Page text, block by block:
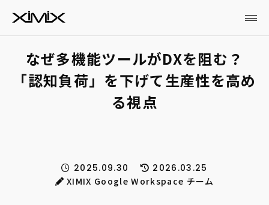
なぜ多機能ツールがDXを阻む？
「認知負荷」を下げて生産性を高め
る視点
2025.09.30
2026.03.25
XIMIX Google Workspace チーム